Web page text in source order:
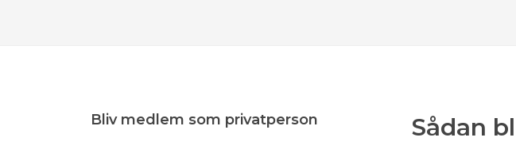
Bliv medlem som privatperson Sådan